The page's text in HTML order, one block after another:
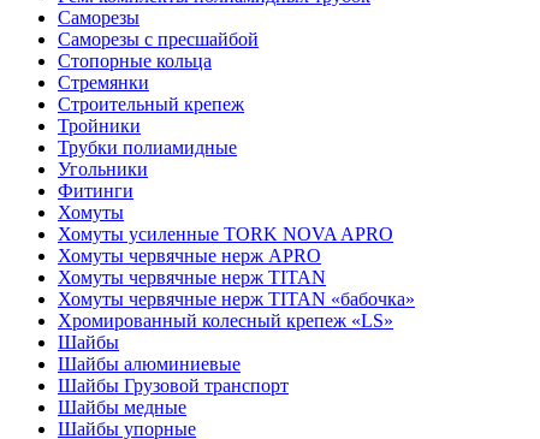
Саморезы
Саморезы с пресшайбой
Стопорные кольца
Стремянки
Строительный крепеж
Тройники
Трубки полиамидные
Угольники
Фитинги
Хомуты
Хомуты усиленные TORK NOVA APRO
Хомуты червячные нерж APRO
Хомуты червячные нерж TITAN
Хомуты червячные нерж TITAN «бабочка»
Хромированный колесный крепеж «LS»
Шайбы
Шайбы алюминиевые
Шайбы Грузовой транспорт
Шайбы медные
Шайбы упорные